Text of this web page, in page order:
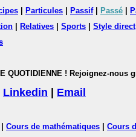
Particules Passif| Passé
Relatives Sports Style direct
QUOTIDIENNE ! Rejoignez-nous
Linkedin Email
Cours de mathématiques Cours